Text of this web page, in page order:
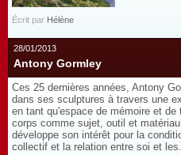
Écrit par Hélène
28/01/2013
Antony Gormley
Ces 25 dernières années, Antony
dans ses sculptures à travers une
en tant qu'espace de mémoire et
corps comme sujet, outil et
développe son intérêt pour la
collectif et la relation entre soi et